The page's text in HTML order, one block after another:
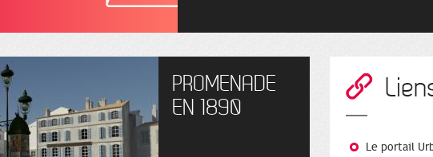
PROMENADE
EN 1890
Le portail